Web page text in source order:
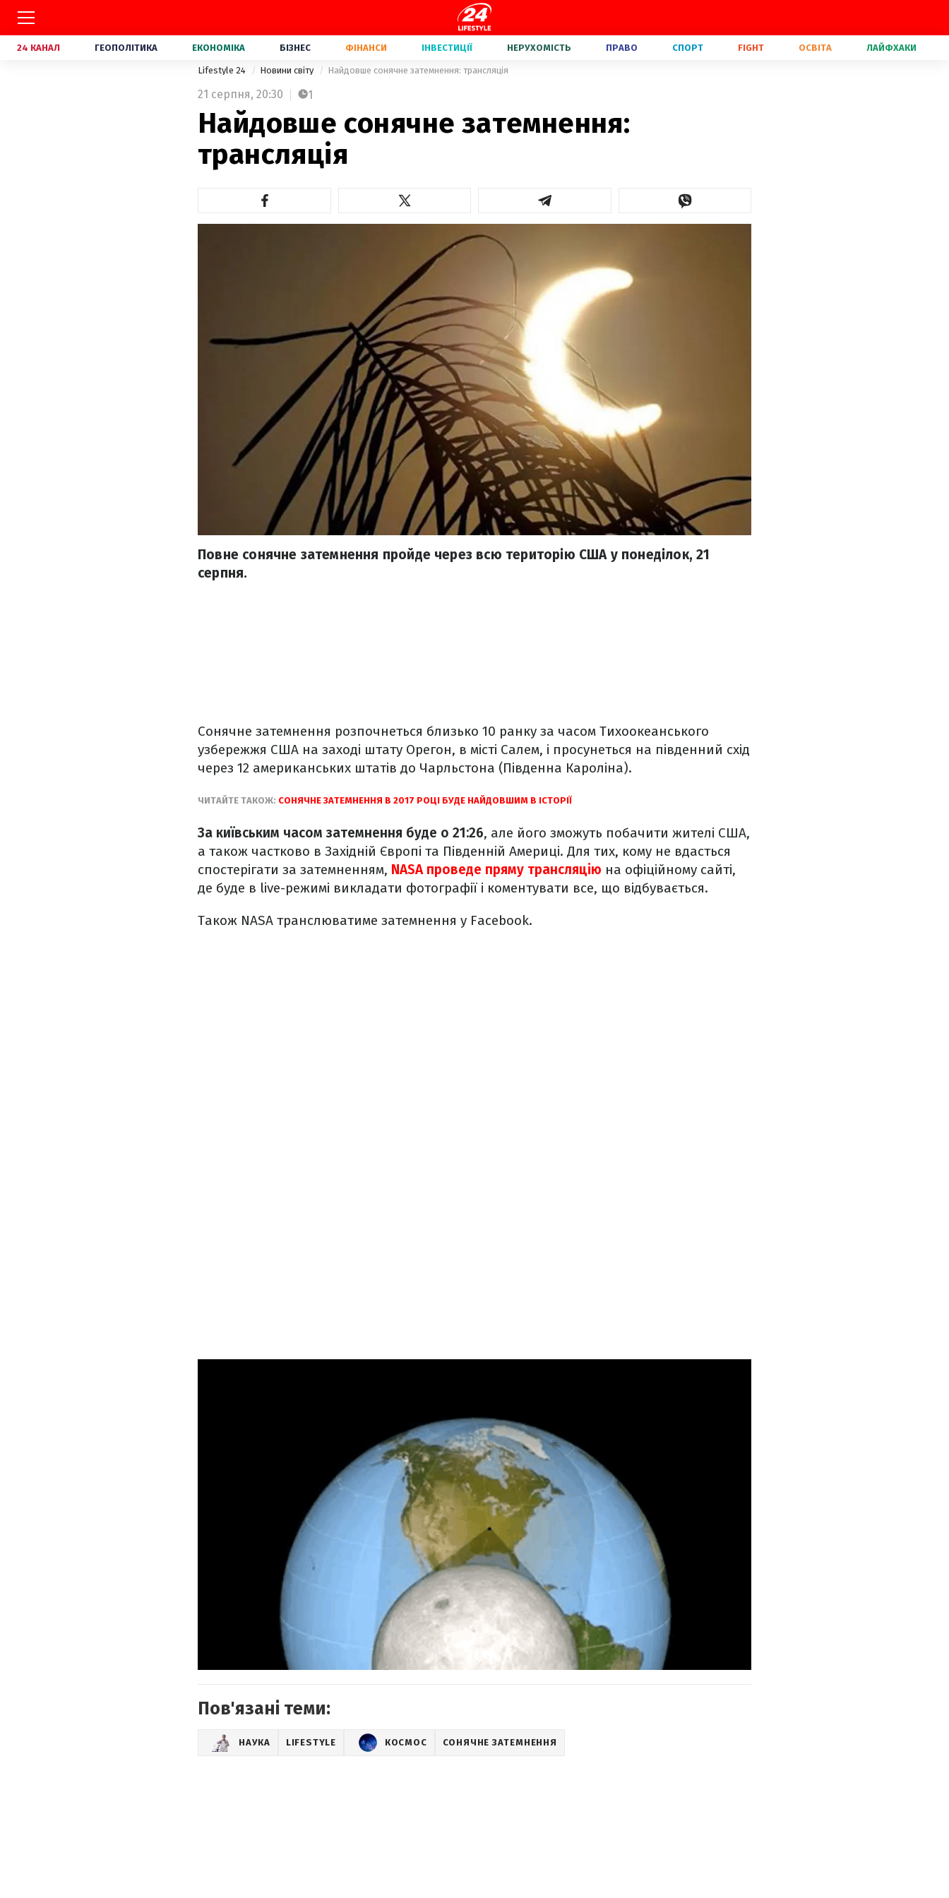
24 КАНАЛ ГЕОПОЛІТИКА ЕКОНОМІКА БІЗНЕС ФІНАНСИ ІНВЕСТИЦІЇ НЕРУХОМІСТЬ ПРАВО СПОРТ FIGHT ОСВІТА ЛАЙФХАКИ
Lifestyle 24 Новини світу Найдовше сонячне затемнення: трансляція
21 серпня, 20:30 1
Найдовше сонячне затемнення:
трансляція
Повне сонячне затемнення пройде через всю територію США у понеділок, 21
серпня.
Сонячне затемнення розпочнеться близько 10 ранку за часом Тихоокеанського
узбережжя США на заході штату Орегон, в місті Салем, і просунеться на південний схід
через 12 американських штатів до Чарльстона (Південна Кароліна).
ЧИТАЙТЕ ТАКОЖ: СОНЯЧНЕ ЗАТЕМНЕННЯ В 2017 РОЦІ БУДЕ НАЙДОВШИМ В ІСТОРІЇ
За київським часом затемнення буде о 21:26, але його зможуть побачити жителі США,
а також частково в Західній Європі та Південній Америці. Для тих, кому не вдасться
спостерігати за затемненням, NASA проведе пряму трансляцію на офіційному сайті,
де буде в live-режимі викладати фотографії і коментувати все, що відбувається.
Також NASA транслюватиме затемнення у Facebook.
Пов'язані теми:
НАУКА LIFESTYLE КОСМОС СОНЯЧНЕ ЗАТЕМНЕННЯ